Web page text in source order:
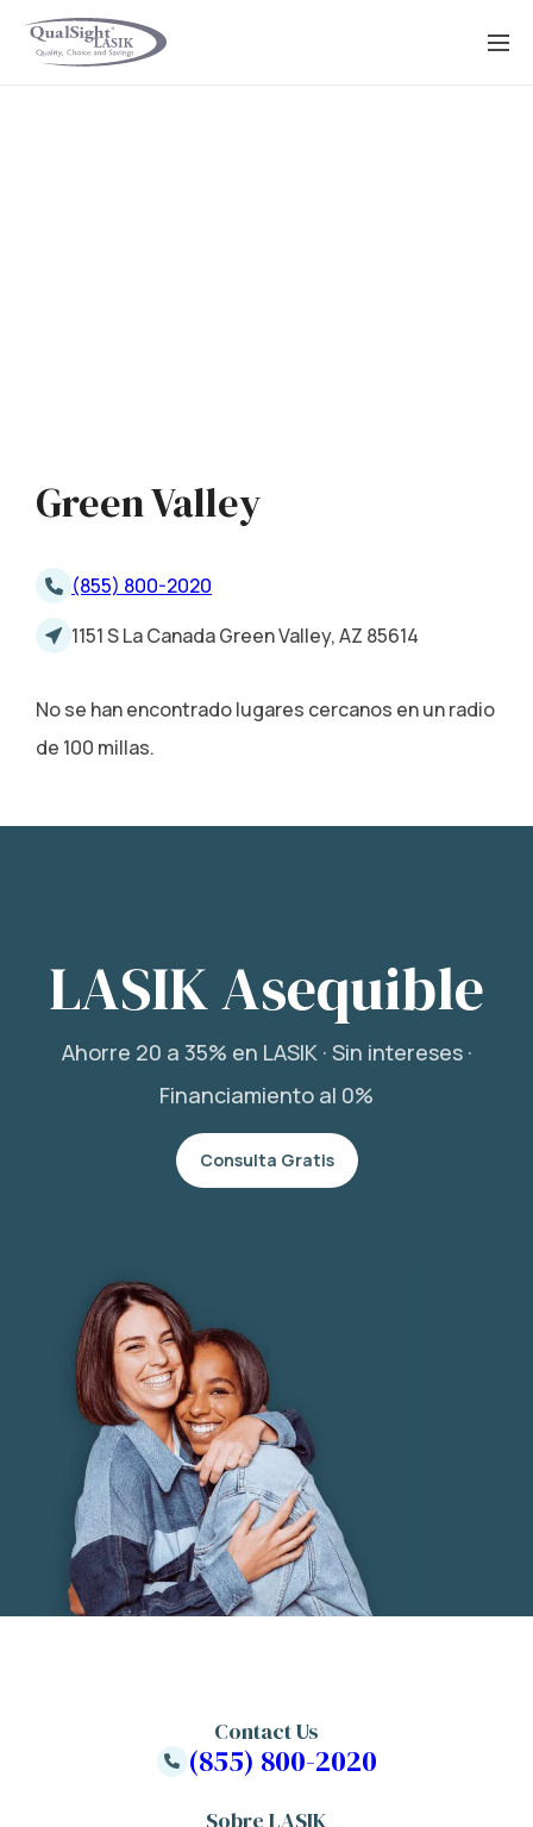
Saltar
Green Valley
(855) 800-2020
1151 S La Canada Green Valley, AZ 85614
No se han encontrado lugares cercanos en un radio
de 100 millas.
LASIK Asequible
Ahorre 20 a 35% en LASIK · Sin intereses ·
Financiamiento al 0%
Consulta Gratis
Sobre LASIK
Contact Us
(855) 800-2020